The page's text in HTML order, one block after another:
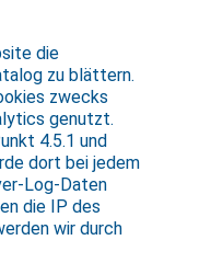
die
zu blättern.
zwecks
genutzt.
4.5.1 und
dort bei jedem
Log-Daten
die IP des
wir durch